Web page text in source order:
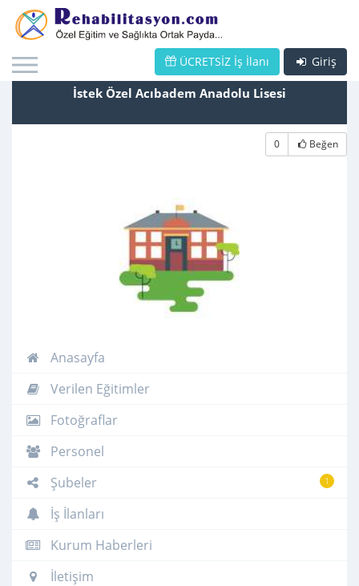
Giriş
ÜCRETSİZ İş İlanı
İstek Özel Acıbadem Anadolu Lisesi
0 Beğen
Anasayfa
Verilen Eğitimler
Fotoğraflar
Personel
1
Şubeler
İş İlanları
Kurum Haberleri
İletişim